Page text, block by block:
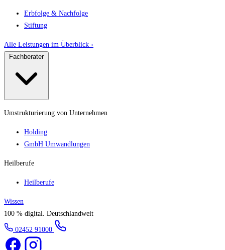
Erbfolge & Nachfolge
Stiftung
Alle Leistungen im Überblick ›
Fachberater
Umstrukturierung von Unternehmen
Holding
GmbH Umwandlungen
Heilberufe
Heilberufe
Wissen
100 % digital. Deutschlandweit
02452 91000